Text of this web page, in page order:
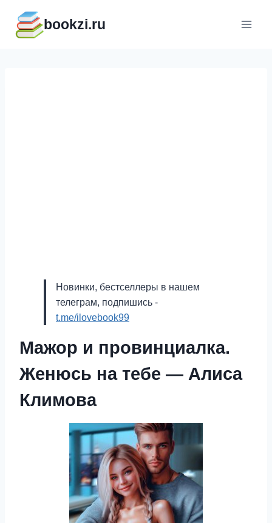
содержимому
bookzi.ru
Новинки, бестселлеры в нашем
телеграм, подпишись -
t.me/ilovebook99
Мажор и провинциалка.
Женюсь на тебе — Алиса
Климова